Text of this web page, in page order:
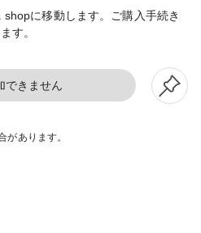
に移動します。ご購入手続き
す。
できません
あります。